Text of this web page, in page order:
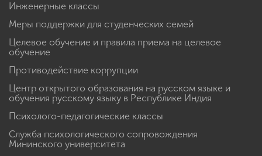
Инженерные классы
Меры поддержки для студенческих семей
Целевое обучение и правила приема на целевое
обучение
Противодействие коррупции
Центр открытого образования на русском языке и
обучения русскому языку в Республике Индия
Психолого-педагогические классы
Служба психологического сопровождения
Мининского университета